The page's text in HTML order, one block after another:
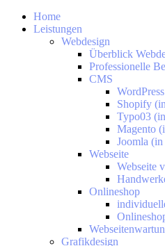
Home
Leistungen
Webdesign
Überblick
Professionelle
CMS
WordPress
Shopify
Typo03
Magento
Joomla
Webseite
Webseite
Onlineshop
Grafikdesign